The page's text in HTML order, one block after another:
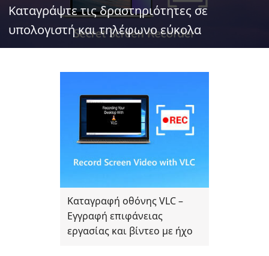
Καταγράψτε τις δραστηριότητες σε
υπολογιστή και τηλέφωνο εύκολα
Καταγραφή οθόνης VLC –
Εγγραφή επιφάνειας
εργασίας και βίντεο με ήχο